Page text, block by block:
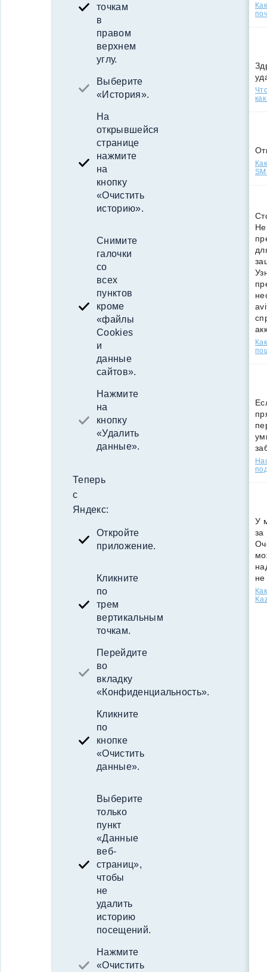
точкам
в
правом
верхнем
углу.
Выберите
«История».
На
открывшейся
странице
нажмите
на
кнопку
«Очистить
историю».
Снимите
галочки
со
всех
пунктов
кроме
«файлы
Cookies
и
данные
сайтов».
Нажмите
на
кнопку
«Удалить
данные».
Теперь
с
Яндекс:
Откройте
приложение.
Кликните
по
трем
вертикальным
точкам.
Перейдите
во
вкладку
«Конфиденциальность».
Кликните
по
кнопке
«Очистить
данные».
Выберите
только
пункт
«Данные
веб-
страниц»,
чтобы
не
удалить
историю
посещений.
Нажмите
«Очистить
Не
У
за
не